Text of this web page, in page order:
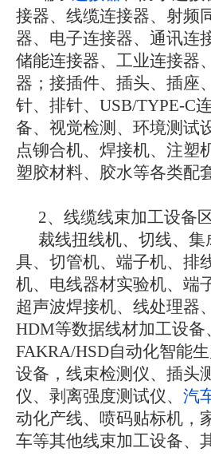
接器、线缆连接器、射频
器、电子连接器、通讯连
储能连接器、工业连接器
器；接插件、插头、插座
针、排针、USB/TYPE-C
备、视觉检测、环境测试
点铆合机、焊接机、注塑
塑胶材料、胶水等各类配
2、线缆线束加工设备
裁线扭线机、切线、
具、切管机、端子机、排
机、电线器材实验机、端
超声波焊接机、线处理器
HDM等数据线材加工设
FAKRA/HSD自动化智能
设备，线束检测仪、插头
仪、剥离强度测试仪、 汽
动化产线、喷码贴标机，
车等其他线束加工设备、